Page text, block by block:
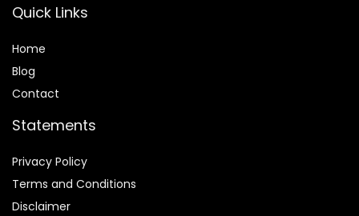
Quick Links
Home
Blog
Contact
Statements
Privacy Policy
Terms and Conditions
Disclaimer